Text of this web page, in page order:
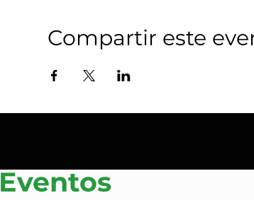
Compartir este
Eventos